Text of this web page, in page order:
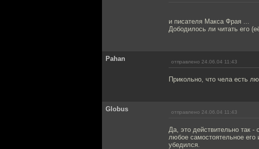
и писателя Макса Фрая ...
Дободилось ли читать его
Pahan отправлено 24.06.04 11:43
Прикольно, что чела есть
Globus отправлено 24.06.04 11:43
Да, это действительно так
любое самостоятельное
убедился.